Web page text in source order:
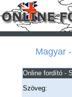
Magyar
Online fordító -
Szöveg: